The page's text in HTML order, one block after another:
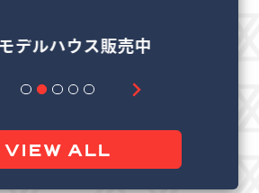
ノベーション相談会
VIEW ALL